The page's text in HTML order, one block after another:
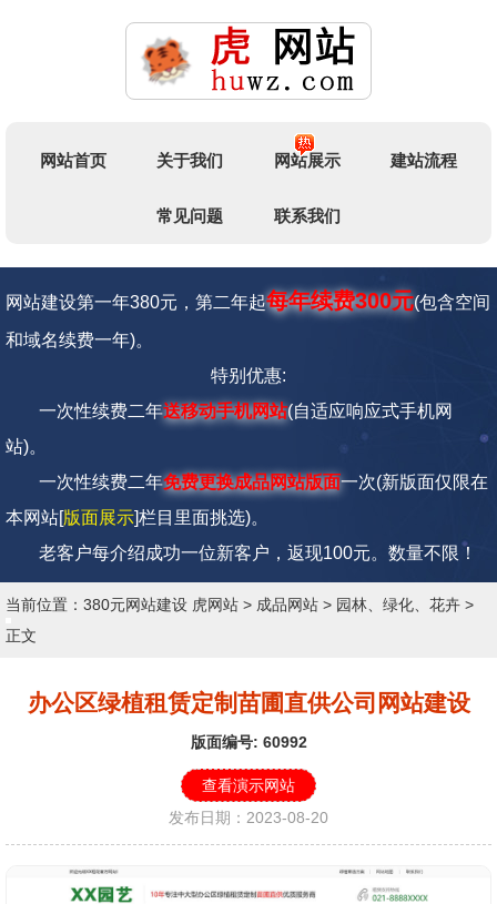
网站首页 关于我们 网站展示 建站流程
常见问题 联系我们
网站建设第一年380元，第二年起每年续费300元(包含空间
和域名续费一年)。
特别优惠:
一次性续费二年送移动手机网站(自适应响应式手机网
站)。
一次性续费二年免费更换成品网站版面一次(新版面仅限在
本网站[版面展示]栏目里面挑选)。
老客户每介绍成功一位新客户，返现100元。 数量不限！
当前位置： 380元网站建设 虎网站 > 成品网站 > 园林、绿化、花卉 >
正文
办公区绿植租赁定制苗圃直供公司网站建设
版面编号: 60992
查看演示网站
发布日期：2023-08-20